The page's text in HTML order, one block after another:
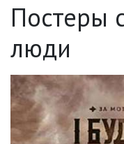
Постеры
люди